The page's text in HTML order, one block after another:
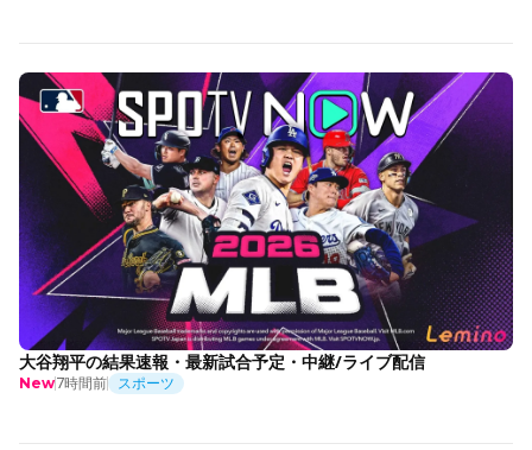
大谷翔平の結果速報・最新試合予定・中継/ライブ配信
New7時間前 スポーツ